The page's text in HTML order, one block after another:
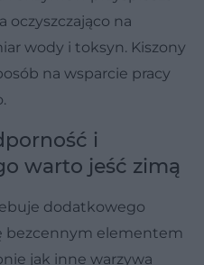
oczyszczająco na
wody i toksyn. Kiszony
na wsparcie pracy
i
warto jeść zimą
dodatkowego
bezcennym elementem
jak inne warzywa